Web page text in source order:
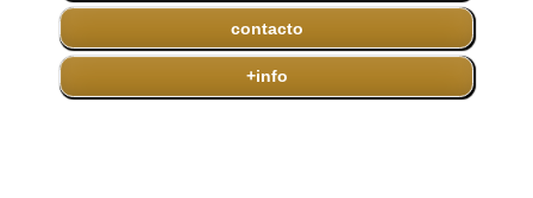
contacto
+info